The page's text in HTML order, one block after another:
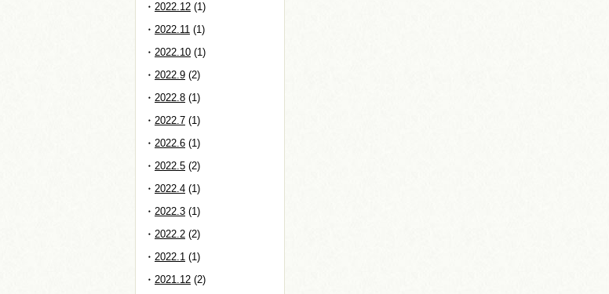
2022.12 (1)
2022.11 (1)
2022.10 (1)
2022.9 (2)
2022.8 (1)
2022.7 (1)
2022.6 (1)
2022.5 (2)
2022.4 (1)
2022.3 (1)
2022.2 (2)
2022.1 (1)
2021.12 (2)